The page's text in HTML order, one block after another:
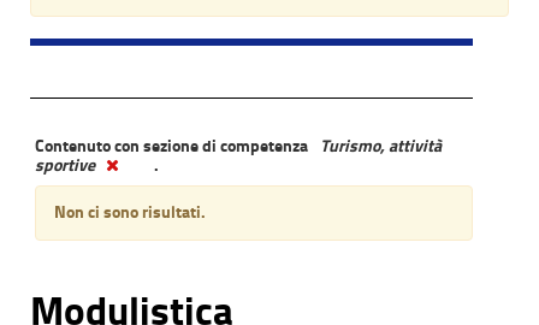
Contenuto con sezione di competenza
Turismo, attività
sportive
.
Non ci sono risultati.
Modulistica